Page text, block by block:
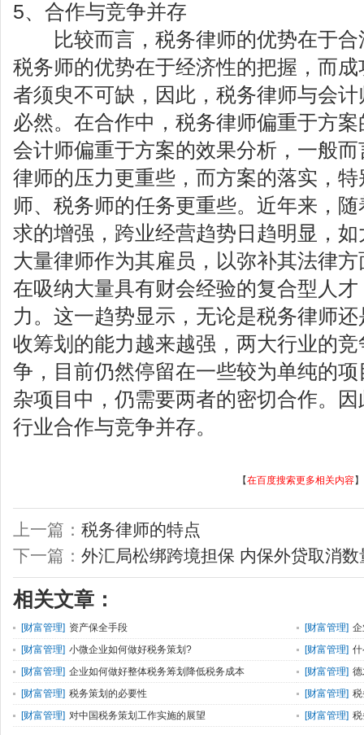
5、合作与竞争并存
比较而言，税务律师的优势在于合
税务师的优势在于经济性的把握，而
者须臾不可缺，因此，税务律师与会
必然。在合作中，税务律师偏重于方
会计师偏重于方案的效果分析，一般
律师的压力更重些，而方案的落实，
师、税务师的任务更重些。近年来，
求的增强，跨业经营趋势日趋明显，
大量律师作为其雇员，以弥补其法律
在吸纳大量具有财会经验的复合型人
力。这一趋势显示，无论是税务律师
收筹划的能力越来越强，两大行业的
争，目前仍然停留在一些较为单纯的
杂项目中，仍需要两者的密切合作。
行业合作与竞争并存。
【在百度搜索更多相关内容】
上一篇： 税务律师的特点
下一篇： 外汇局松绑跨境担保 内保外贷取消数
相关文章：
[财富管理] 资产保全手段 [财富管理]
[财富管理] 小微企业如何做好税务策划? [财富管理]
[财富管理] 企业如何做好整体税务筹划降低税务成本 [财富管理]
[财富管理] 税务策划的必要性 [财富管理]
[财富管理] 对中国税务策划工作实施的展望 [财富管理]